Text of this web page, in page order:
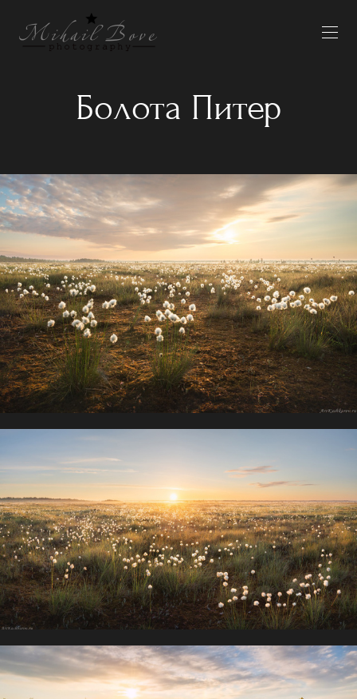
Болота Питер